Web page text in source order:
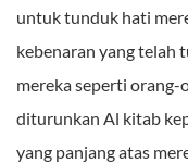
untuk tunduk hati
kebenaran yang telah
mereka seperti orang-
diturunkan Al kitab
yang panjang atas